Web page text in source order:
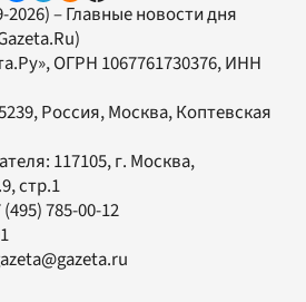
2026) – Главные новости дня
, ОГРН 1067761730376, ИНН
Россия, Москва, Коптевская
117105, г. Москва,
стр.1
(495) 785-00-12